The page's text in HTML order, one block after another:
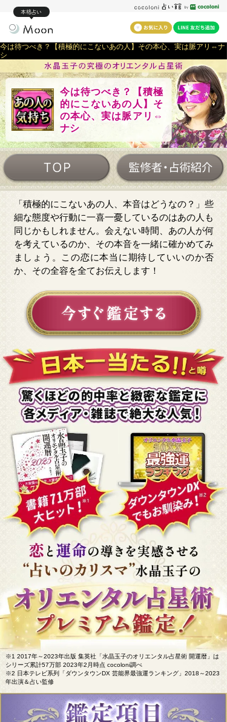
本格占い
今は待つべき？【積極的にこないあの人】その本心、実は脈アリ⇔ナ
シ
今は待つべき？【積極
的にこないあの人】そ
の本心、実は脈アリ⇔
ナシ
「積極的にこないあの人、本音はどうなの？」些
細な態度や行動に一喜一憂しているのはあの人も
同じかもしれません。会えない時間、あの人が何
を考えているのか、その本音を一緒に確かめてみ
ましょう。この恋に本当に期待していいのか否
か、その全容を全てお伝えします！
※1 2017年～2023年出版 集英社「水晶玉子のオリエンタル占星術 開運暦」は
シリーズ累計57万部 2023年2月時点 cocoloni調べ
※2 日本テレビ系列「ダウンタウンDX 芸能界最強運ランキング」2018～2023
年出演＆占い監修